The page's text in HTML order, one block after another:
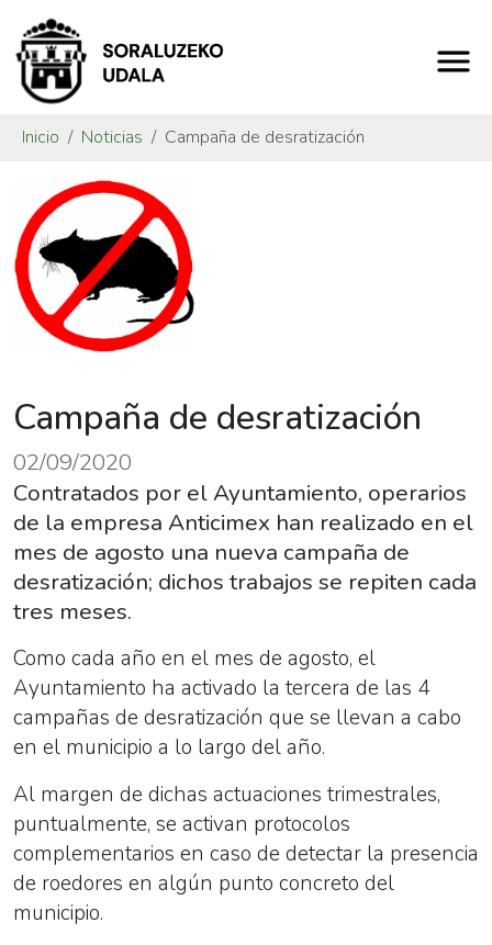
Inicio Noticias Campaña de desratización
Campaña de desratización
02/09/2020
Contratados por el Ayuntamiento, operarios
de la empresa Anticimex han realizado en el
mes de agosto una nueva campaña de
desratización; dichos trabajos se repiten cada
tres meses.
Como cada año en el mes de agosto, el
Ayuntamiento ha activado la tercera de las 4
campañas de desratización que se llevan a cabo
en el municipio a lo largo del año.
Al margen de dichas actuaciones trimestrales,
puntualmente, se activan protocolos
complementarios en caso de detectar la presencia
de roedores en algún punto concreto del
municipio.